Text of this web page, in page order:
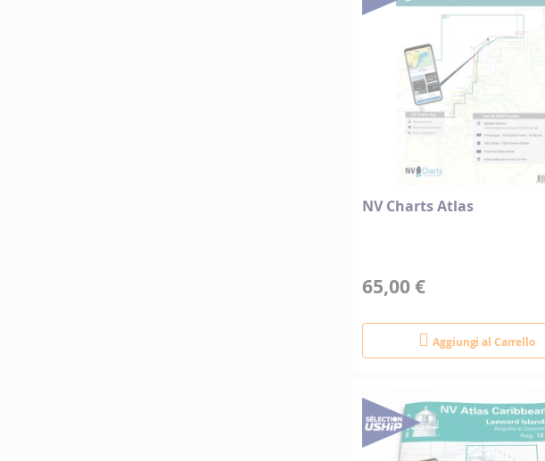
NV Charts Atlas
65,00 €
Aggiungi al Carrello